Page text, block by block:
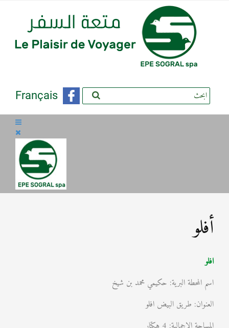
Français
أفلو
افلو
اسم المحطة البرية: حكيمي محمد بن شيخ
العنوان: طريق البيض افلو